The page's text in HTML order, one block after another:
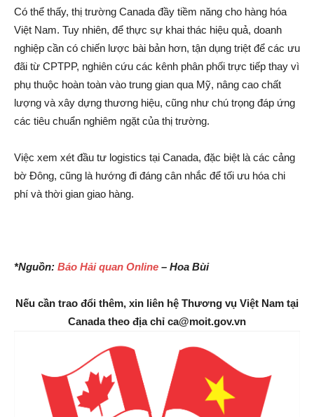
Có thể thấy, thị trường Canada đầy tiềm năng cho hàng hóa
Việt Nam. Tuy nhiên, để thực sự khai thác hiệu quả, doanh
nghiệp cần có chiến lược bài bản hơn, tận dụng triệt để các ưu
đãi từ CPTPP, nghiên cứu các kênh phân phối trực tiếp thay vì
phụ thuộc hoàn toàn vào trung gian qua Mỹ, nâng cao chất
lượng và xây dựng thương hiệu, cũng như chú trọng đáp ứng
các tiêu chuẩn nghiêm ngặt của thị trường.
Việc xem xét đầu tư logistics tại Canada, đặc biệt là các cảng
bờ Đông, cũng là hướng đi đáng cân nhắc để tối ưu hóa chi
phí và thời gian giao hàng.
*Nguồn: Báo Hải quan Online – Hoa Bùi
Nếu cần trao đổi thêm, xin liên hệ Thương vụ Việt Nam tại
Canada theo địa chỉ ca@moit.gov.vn